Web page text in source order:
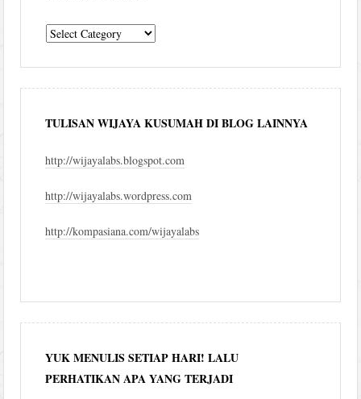
komentar
TULISAN WIJAYA KUSUMAH DI BLOG LAINNYA
http://wijayalabs.blogspot.com
http://wijayalabs.wordpress.com
http://kompasiana.com/wijayalabs
YUK MENULIS SETIAP HARI! LALU
PERHATIKAN APA YANG TERJADI